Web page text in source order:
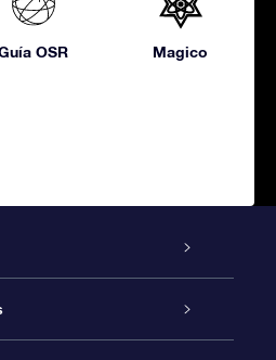
OSR Magico